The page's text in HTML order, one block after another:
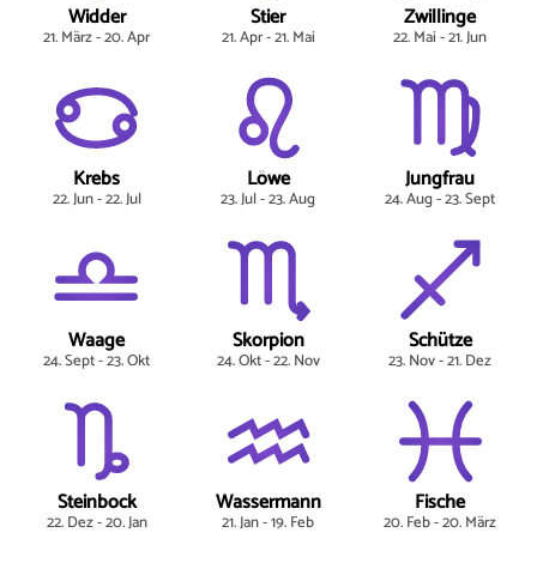
Widder
21. März - 20. Apr
Stier
21. Apr - 21. Mai
Zwillinge
22. Mai - 21. Jun
Krebs
22. Jun - 22. Jul
Löwe
23. Jul - 23. Aug
Jungfrau
24. Aug - 23. Sept
Waage
24. Sept - 23. Okt
Skorpion
24. Okt - 22. Nov
Schütze
23. Nov - 21. Dez
Steinbock
22. Dez - 20. Jan
Wassermann
21. Jan - 19. Feb
Fische
20. Feb - 20. März